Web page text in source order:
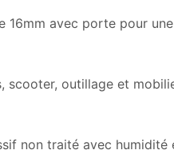
16mm avec porte pour
scooter, outillage et
non traité avec humidité